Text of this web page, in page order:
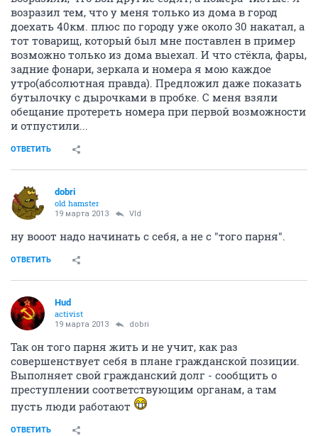
возразил тем, что у меня только из дома в город
доехать 40км. плюс по городу уже около 30 накатал, а
тот товарищ, который был мне поставлен в пример
возможно только из дома выехал. И что стёкла, фары,
задние фонари, зеркала и номера я мою каждое
утро(абсолютная правда). Предложил даже показать
бутылочку с дырочками в пробке. С меня взяли
обещание протереть номера при первой возможности
и отпустили...
ОТВЕТИТЬ
dobri
old hamster
19 марта 2013 Vld
ну вооот надо начинать с себя, а не с "того парня".
ОТВЕТИТЬ
Hud
activist
19 марта 2013 dobri
Так он того парня жить и не учит, как раз
совершенствует себя в плане гражданской позиции.
Выполняет свой гражданский долг - сообщить о
преступлении соответствующим органам, а там
пусть люди работают
ОТВЕТИТЬ